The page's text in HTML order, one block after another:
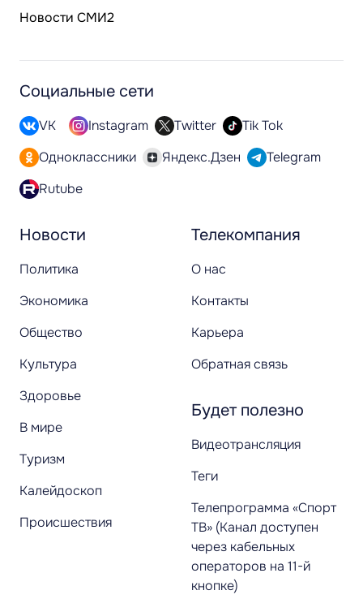
Новости СМИ2
Новости
Политика
Экономика
Общество
Культура
Здоровье
В мире
Туризм
Калейдоскоп
Происшествия
Телекомпания
О нас
Контакты
Карьера
Обратная связь
Будет полезно
Видеотрансляция
Теги
Телепрограмма «Спорт
ТВ» (Канал доступен
через кабельных
операторов на 11-й
кнопке)
Социальные сети
VK Instagram Twitter
Tik Tok
Одноклассники
Яндекс.Дзен
Telegram
Rutube